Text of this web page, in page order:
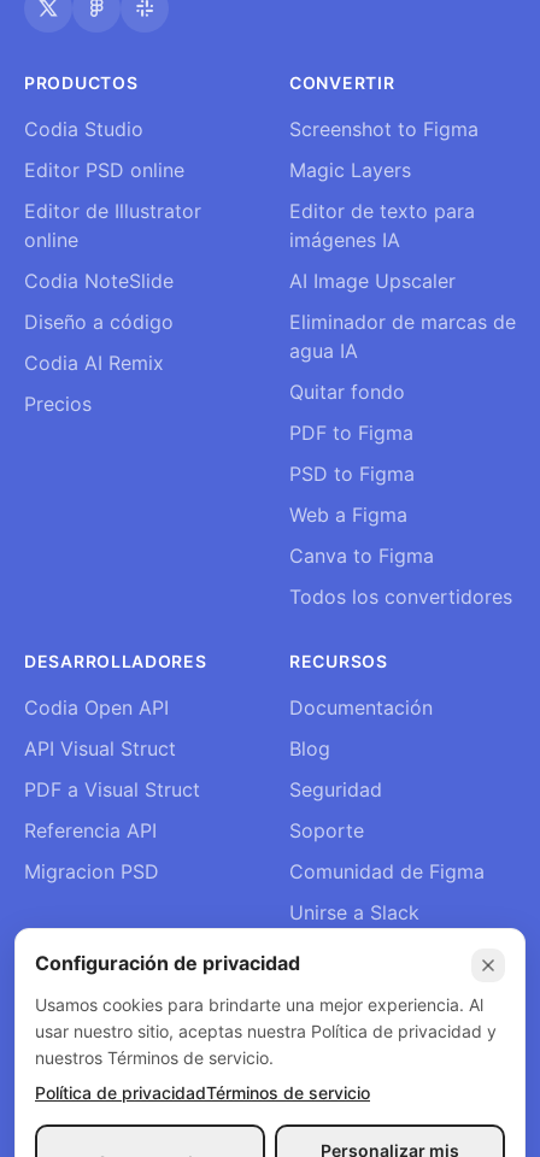
PRODUCTOS
Codia Studio
Editor PSD online
Editor de Illustrator
online
Codia NoteSlide
Diseño a código
Codia AI Remix
Precios
CONVERTIR
Screenshot to Figma
Magic Layers
Editor de texto para
imágenes IA
AI Image Upscaler
Eliminador de marcas de
agua IA
Quitar fondo
PDF to Figma
PSD to Figma
Web a Figma
Canva to Figma
Todos los convertidores
DESARROLLADORES
Codia Open API
API Visual Struct
PDF a Visual Struct
Referencia API
Migracion PSD
RECURSOS
Documentación
Blog
Seguridad
Soporte
Comunidad de Figma
Unirse a Slack
Quiénes somos
Contacto
Política de privacidad
Términos de servicio
Configuración de privacidad
Usamos cookies para brindarte una mejor experiencia. Al
usar nuestro sitio, aceptas nuestra Política de privacidad y
nuestros Términos de servicio.
Política de privacidadTérminos de servicio
Personalizar mis